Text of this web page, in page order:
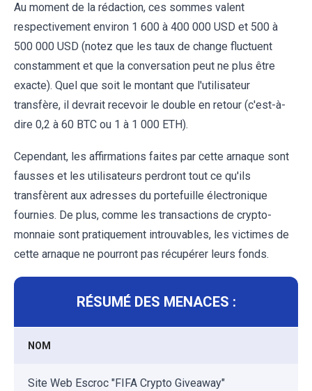
Au moment de la rédaction, ces sommes valent
respectivement environ 1 600 à 400 000 USD et 500 à
500 000 USD (notez que les taux de change fluctuent
constamment et que la conversation peut ne plus être
exacte). Quel que soit le montant que l'utilisateur
transfère, il devrait recevoir le double en retour (c'est-à-
dire 0,2 à 60 BTC ou 1 à 1 000 ETH).
Cependant, les affirmations faites par cette arnaque sont
fausses et les utilisateurs perdront tout ce qu'ils
transfèrent aux adresses du portefuille électronique
fournies. De plus, comme les transactions de crypto-
monnaie sont pratiquement introuvables, les victimes de
cette arnaque ne pourront pas récupérer leurs fonds.
RÉSUMÉ DES MENACES :
NOM
Site Web Escroc "FIFA Crypto Giveaway"